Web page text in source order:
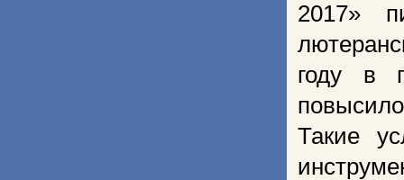
2017»
году в
Такие